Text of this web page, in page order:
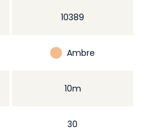
10389
Ambre
10m
30